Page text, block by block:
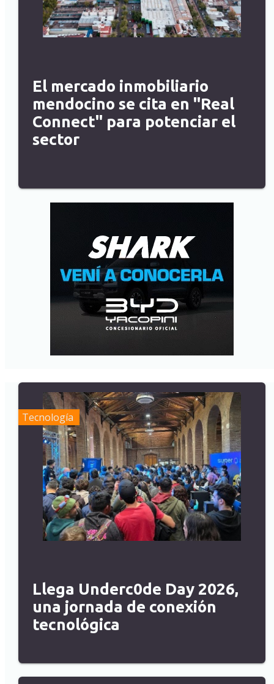
El mercado inmobiliario
mendocino se cita en "Real
Connect" para potenciar el
sector
Tecnología
Llega Underc0de Day 2026,
una jornada de conexión
tecnológica